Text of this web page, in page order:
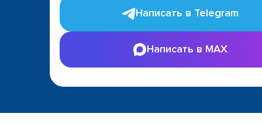
Написать в Telegram
Написать в MAX